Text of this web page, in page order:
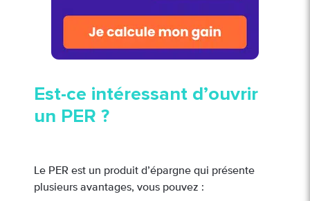
Est-ce intéressant d’ouvrir
un PER ?
Le PER est un produit d’épargne qui présente
plusieurs avantages, vous pouvez :